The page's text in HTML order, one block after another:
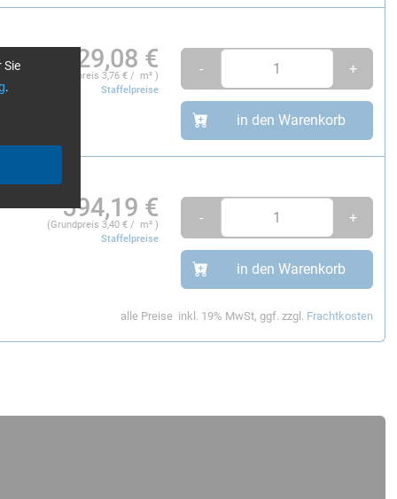
329,08 €
(Grundpreis 3,76€ / m² )
Staffelpreise
- +
in den Warenkorb
594,19 €
(Grundpreis 3,40€ / m² )
Staffelpreise
- +
in den Warenkorb
alle Preise inkl. 19% MwSt, ggf. zzgl. Frachtkosten
Sie
.